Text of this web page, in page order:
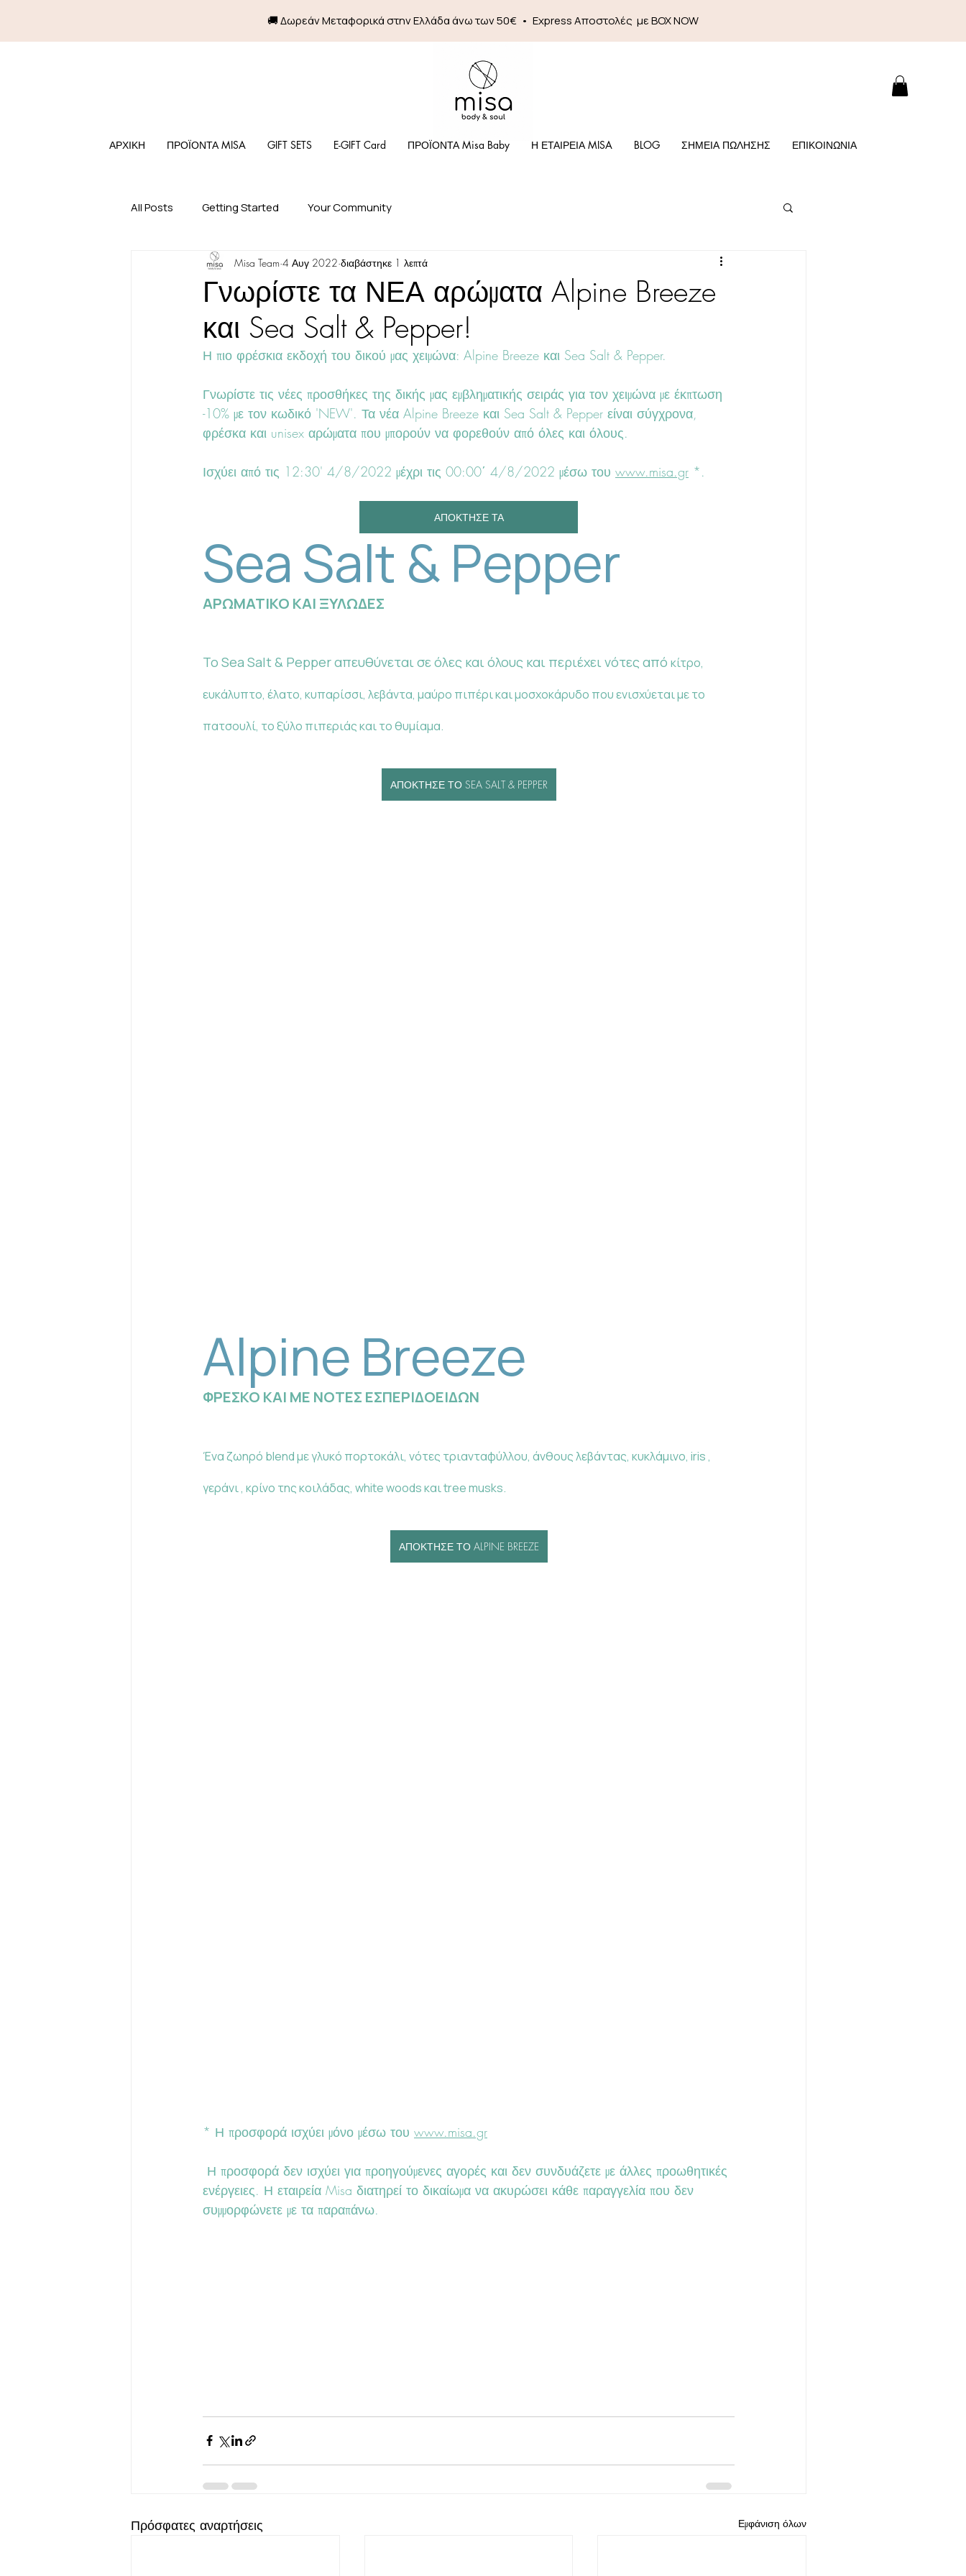
🚚 Δωρεάν Mεταφορικά στην Ελλάδα άνω των 50€ • Express Αποστολές με BOX NOW
ΑΡΧΙΚΗ ΠΡΟΪΟΝΤΑ MISA GIFT SETS E-GIFT Card ΠΡΟΪΟΝΤΑ Misa Baby Η ΕΤΑΙΡΕΙΑ MISA BLOG ΣΗΜΕΙΑ ΠΩΛΗΣΗΣ ΕΠΙΚΟΙΝΩΝΙΑ
All Posts Getting Started Your Community
Γνωρίστε τα ΝΕΑ αρώματα Alpine Breeze
και Sea Salt & Pepper!
Misa Team 4 Αυγ 2022 διαβάστηκε 1 λεπτά
Η πιο φρέσκια εκδοχή του δικού μας χειμώνα: Alpine Breeze και Sea Salt & Pepper.
Γνωρίστε τις νέες προσθήκες της δικής μας εμβληματικής σειράς για τον χειμώνα με έκπτωση
-10% με τον κωδικό 'NEW'. Τα νέα Alpine Breeze και Sea Salt & Pepper είναι σύγχρονα,
φρέσκα και unisex αρώματα που μπορούν να φορεθούν από όλες και όλους.
Ισχύει από τις 12:30' 4/8/2022 μέχρι τις 00:00΄ 4/8/2022 μέσω του www.misa.gr *.
ΑΠΟΚΤΗΣΕ ΤΑ
Sea Salt & Pepper
ΑΡΩΜΑΤΙΚΟ ΚΑΙ ΞΥΛΩΔΕΣ
Το Sea Salt & Pepper απευθύνεται σε όλες και όλους και περιέχει νότες από κίτρο,
ευκάλυπτο, έλατο, κυπαρίσσι, λεβάντα, μαύρο πιπέρι και μοσχοκάρυδο που ενισχύεται με το
πατσουλί, το ξύλο πιπεριάς και το θυμίαμα.
ΑΠΟΚΤΗΣΕ ΤΟ SEA SALT & PEPPER
Alpine Breeze
ΦΡΕΣΚΟ ΚΑΙ ΜΕ ΝΟΤΕΣ ΕΣΠΕΡΙΔΟΕΙΔΩΝ
Ένα ζωηρό blend με γλυκό πορτοκάλι, νότες τριανταφύλλου, άνθους λεβάντας, κυκλάμινο, iris ,
γεράνι , κρίνο της κοιλάδας, white woods και tree musks.
ΑΠΟΚΤΗΣΕ ΤΟ ALPINE BREEZE
* Η προσφορά ισχύει μόνο μέσω του www.misa.gr
ενέργειες. Η εταιρεία Misa διατηρεί το δικαίωμα να ακυρώσει κάθε παραγγελία που δεν
συμμορφώνετε με τα παραπάνω.
Πρόσφατες αναρτήσεις Εμφάνιση όλων